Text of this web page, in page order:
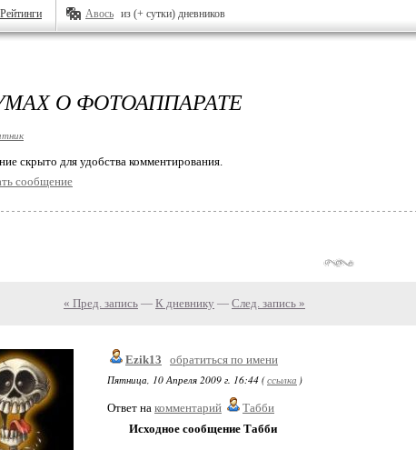
Рейтинги Авось из (+ сутки) дневников
О ФОТОАППАРАТЕ
скрыто для удобства комментирования.
сообщение
« Пред. запись — К дневнику — След. запись »
Ezik13
обратиться по имени
Пятница, 10 Апреля 2009 г. 16:44 (ссылка )
Ответ на комментарий
Табби
Исходное сообщение Табби